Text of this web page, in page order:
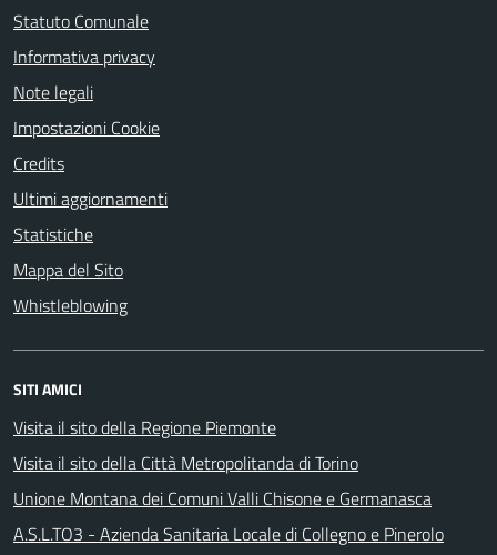
Statuto Comunale
Informativa privacy
Note legali
Impostazioni Cookie
Credits
Ultimi aggiornamenti
Statistiche
Mappa del Sito
Whistleblowing
SITI AMICI
Visita il sito della Regione Piemonte
Visita il sito della Città Metropolitanda di Torino
Unione Montana dei Comuni Valli Chisone e Germanasca
A.S.L.TO3 - Azienda Sanitaria Locale di Collegno e Pinerolo